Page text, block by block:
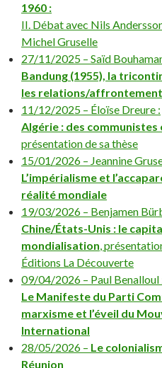
1960 :
II. Débat avec Nils
Michel Gruselle
27/11/2025 – Saïd
Bandung (1955), la
les relations/
11/12/2025 – Éloïse Dreure :
Algérie : des
présentation de sa thèse
15/01/2026 – Jeannine
L’impérialisme et
réalité mondiale
19/03/2026 – Benjamen
Chine/États-Unis : le
mondialisation,
Éditions La Découverte
09/04/2026 – Paul Benalloul
Le Manifeste du Parti
marxisme et l’éveil du
International
28/05/2026 – Le
Réunion